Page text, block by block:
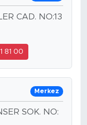
CAD. NO:13
81 00
Merkez
SOK. NO: